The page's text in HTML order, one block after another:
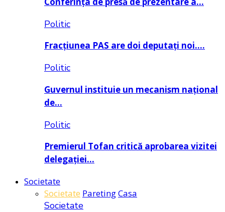
Politic
Fracțiunea PAS are doi deputați noi….
Politic
Guvernul instituie un mecanism național
de…
Politic
Premierul Tofan critică aprobarea vizitei
delegației…
Societate
Societate ParetingCasa
Societate